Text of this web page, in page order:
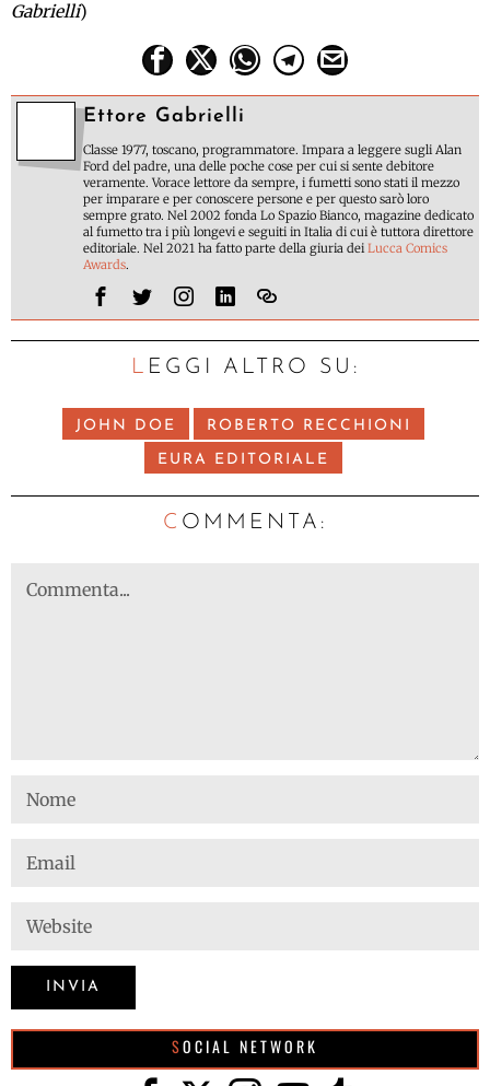
Gabrielli)
Ettore Gabrielli
Classe 1977, toscano, programmatore. Impara a leggere sugli Alan
Ford del padre, una delle poche cose per cui si sente debitore
veramente. Vorace lettore da sempre, i fumetti sono stati il mezzo
per imparare e per conoscere persone e per questo sarò loro
sempre grato. Nel 2002 fonda Lo Spazio Bianco, magazine dedicato
al fumetto tra i più longevi e seguiti in Italia di cui è tuttora direttore
editoriale. Nel 2021 ha fatto parte della giuria deiLucca Comics
Awards.
LEGGI ALTRO SU:
JOHN DOE ROBERTO RECCHIONI
EURA EDITORIALE
C OMMENTA:
SOCIAL NETWORK